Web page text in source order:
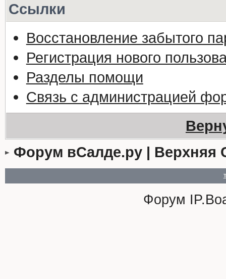
Ссылки
Восстановление забытого
Регистрация нового
Разделы помощи
Связь с администрацией
Форум вСалде.ру | Верхняя
Форум